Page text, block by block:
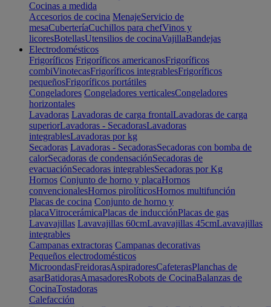
Cocinas a medida
Accesorios de cocina MenajeServicio de
mesaCuberteríaCuchillos para chefVinos y
licoresBotellasUtensilios de cocinaVajillaBandejas
Electrodomésticos
Frigoríficos Frigoríficos americanosFrigoríficos
combiVinotecasFrigoríficos integrablesFrigoríficos
pequeñosFrigoríficos portátiles
Congeladores Congeladores verticalesCongeladores
horizontales
Lavadoras Lavadoras de carga frontalLavadoras de carga
superiorLavadoras - SecadorasLavadoras
integrablesLavadoras por kg
Secadoras Lavadoras - SecadorasSecadoras con bomba de
calorSecadoras de condensaciónSecadoras de
evacuaciónSecadoras integrablesSecadoras por Kg
Hornos Conjunto de horno y placaHornos
convencionalesHornos pirolíticosHornos multifunción
Placas de cocina Conjunto de horno y
placaVitrocerámicaPlacas de inducciónPlacas de gas
Lavavajillas Lavavajillas 60cmLavavajillas 45cmLavavajillas
integrables
Campanas extractoras Campanas decorativas
Pequeños electrodomésticos
MicroondasFreidorasAspiradoresCafeterasPlanchas de
asarBatidorasAmasadoresRobots de CocinaBalanzas de
CocinaTostadoras
Calefacción